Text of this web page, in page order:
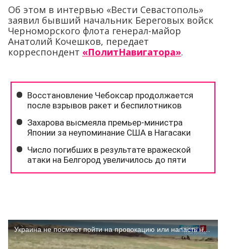
Об этом в интервью «Вести Севастополь»
заявил бывший начальник Береговых войск
Черноморского флота генерал-майор
Анатолий Кочешков, передает
корреспондент «ПолитНавигатора».